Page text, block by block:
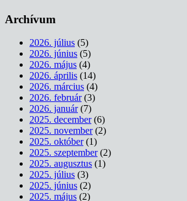
Archívum
2026. július (5)
2026. június (5)
2026. május (4)
2026. április (14)
2026. március (4)
2026. február(3)
2026. január(7)
2025. december(6)
2025. november(2)
2025. október(1)
2025. szeptember(2)
2025. augusztus (1)
2025. július (3)
2025. június (2)
2025. május (2)